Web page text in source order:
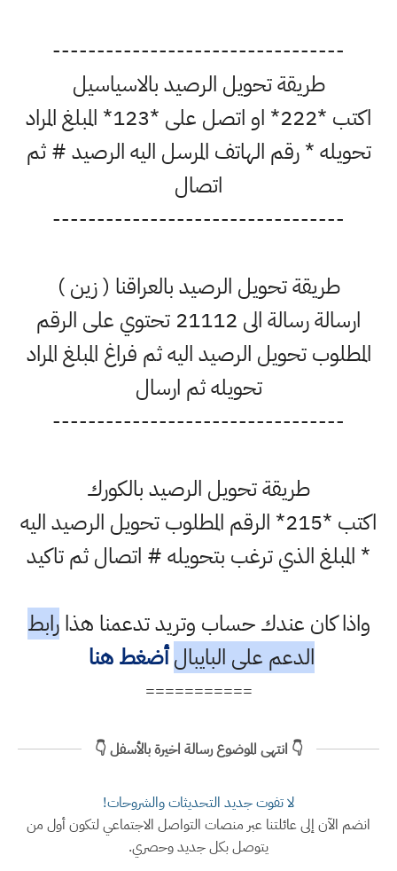
---------------------------------
طريقة تحويل الرصيد بالاسياسيل
اكتب *222* او اتصل على *123* المبلغ المراد
تحويله * رقم الهاتف المرسل اليه الرصيد # ثم
اتصال
---------------------------------
طريقة تحويل الرصيد بالعراقنا ( زين )
ارسالة رسالة الى 21112 تحتوي على الرقم
المطلوب تحويل الرصيد اليه ثم فراغ المبلغ المراد
تحويله ثم ارسال
---------------------------------
طريقة تحويل الرصيد بالكورك
اكتب *215* الرقم المطلوب تحويل الرصيد اليه
* المبلغ الذي ترغب بتحويله # اتصال ثم تاكيد
واذا كان عندك حساب وتريد تدعمنا هذارابط
الدعم على البايبال أضغط هنا
===========
👇 انتهى الموضوع رسالة اخيرة بالأسفل 👇
لا تفوت جديد التحديثات والشروحات!
انضم الآن إلى عائلتنا عبر منصات التواصل الاجتماعي لتكون أول من
يتوصل بكل جديد وحصري.